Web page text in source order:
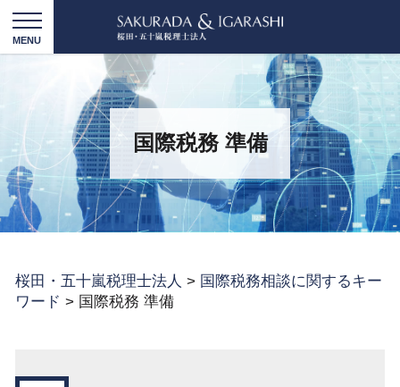
国際税務 準備
桜田・五十嵐税理士法人 > 国際税務相談に関するキー
ワード > 国際税務 準備